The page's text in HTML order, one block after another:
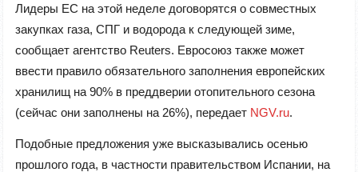
Лидеры ЕС на этой неделе договорятся о совместных
закупках газа, СПГ и водорода к следующей зиме,
сообщает агентство Reuters. Евросоюз также может
ввести правило обязательного заполнения европейских
хранилищ на 90% в преддверии отопительного сезона
(сейчас они заполнены на 26%), передает NGV.ru.
Подобные предложения уже высказывались осенью
прошлого года, в частности правительством Испании, на